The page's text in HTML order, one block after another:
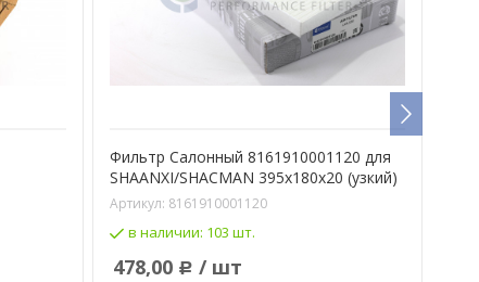
Фильтр Салонный 8161910001120 для
SHAANXI/SHACMAN 395x180x20 (узкий)
Артикул: 8161910001120
в наличии: 103 шт.
478,00 Р / шт